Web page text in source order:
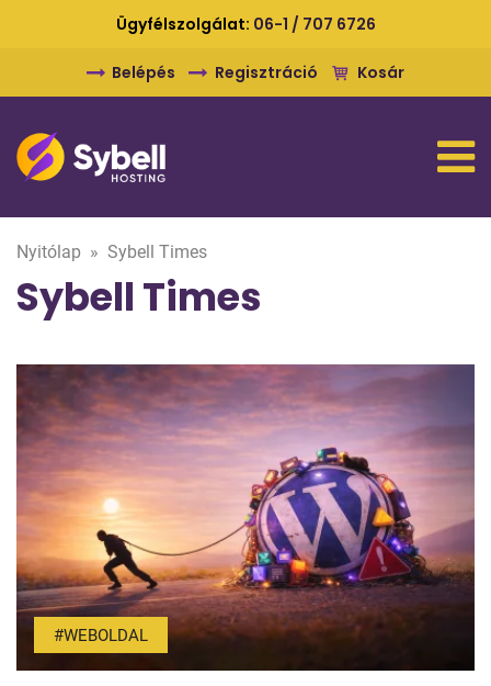
Ügyfélszolgálat: 06-1 / 707 6726
Belépés Regisztráció Kosár
Nyitólap » Sybell Times
Sybell Times
#WEBOLDAL